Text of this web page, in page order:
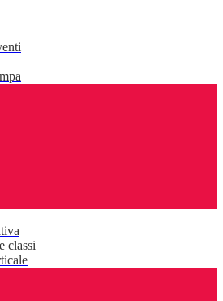
classi